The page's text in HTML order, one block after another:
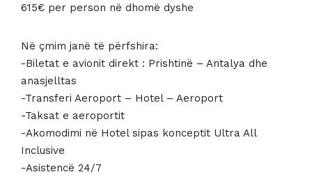
615€ per person në dhomë dyshe
Në çmim janë të përfshira:
-Biletat e avionit direkt : Prishtinë – Antalya dhe
anasjelltas
-Transferi Aeroport – Hotel – Aeroport
-Taksat e aeroportit
-Akomodimi në Hotel sipas konceptit Ultra All
Inclusive
-Asistencë 24/7